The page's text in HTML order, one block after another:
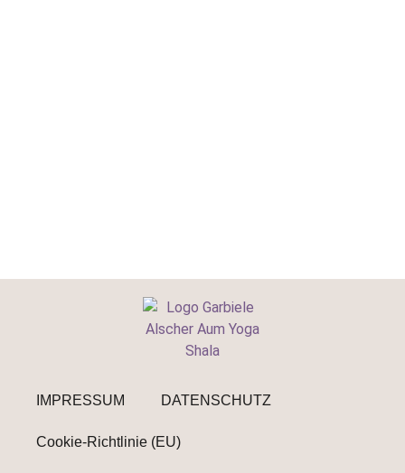
IMPRESSUM DATENSCHUTZ
Cookie-Richtlinie (EU)